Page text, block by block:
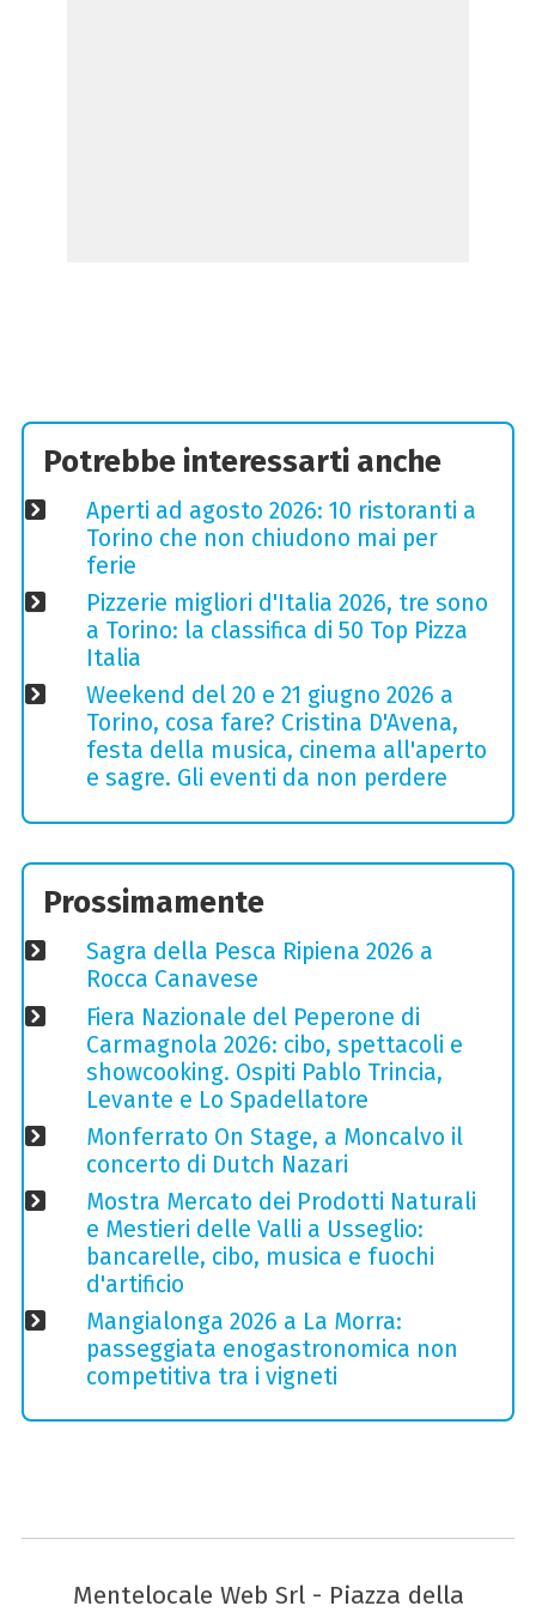
Potrebbe interessarti anche
Aperti ad agosto 2026: 10 ristoranti a
Torino che non chiudono mai per
ferie
Pizzerie migliori d'Italia 2026, tre sono
a Torino: la classifica di 50 Top Pizza
Italia
Weekend del 20 e 21 giugno 2026 a
Torino, cosa fare? Cristina D'Avena,
festa della musica, cinema all'aperto
e sagre. Gli eventi da non perdere
Prossimamente
Sagra della Pesca Ripiena 2026 a
Rocca Canavese
Fiera Nazionale del Peperone di
Carmagnola 2026: cibo, spettacoli e
showcooking. Ospiti Pablo Trincia,
Levante e Lo Spadellatore
Monferrato On Stage, a Moncalvo il
concerto di Dutch Nazari
Mostra Mercato dei Prodotti Naturali
e Mestieri delle Valli a Usseglio:
bancarelle, cibo, musica e fuochi
d'artificio
Mangialonga 2026 a La Morra:
passeggiata enogastronomica non
competitiva tra i vigneti
Mentelocale Web Srl - Piazza della